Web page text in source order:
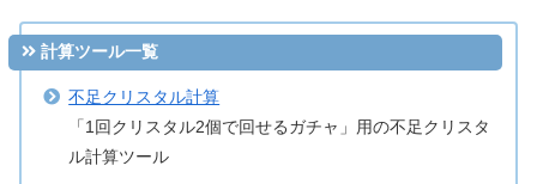
計算ツール一覧
不足クリスタル計算
「1回クリスタル2個で回せるガチャ」用の不足クリスタ
ル計算ツール